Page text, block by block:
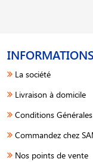
INFORMATIONS
La société
Livraison à domicile
Conditions
Commandez chez
Nos points de vente